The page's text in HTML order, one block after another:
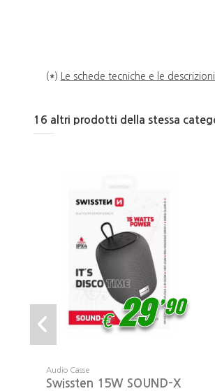
( *) Le schede tecniche e le
16 altri prodotti della stessa
€ 29
,
90
Audio Casse
Swissten 15W SOUND-X